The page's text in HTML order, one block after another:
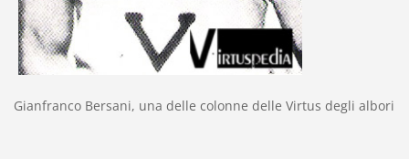
Gianfranco Bersani, una delle colonne delle Virtus degli albori